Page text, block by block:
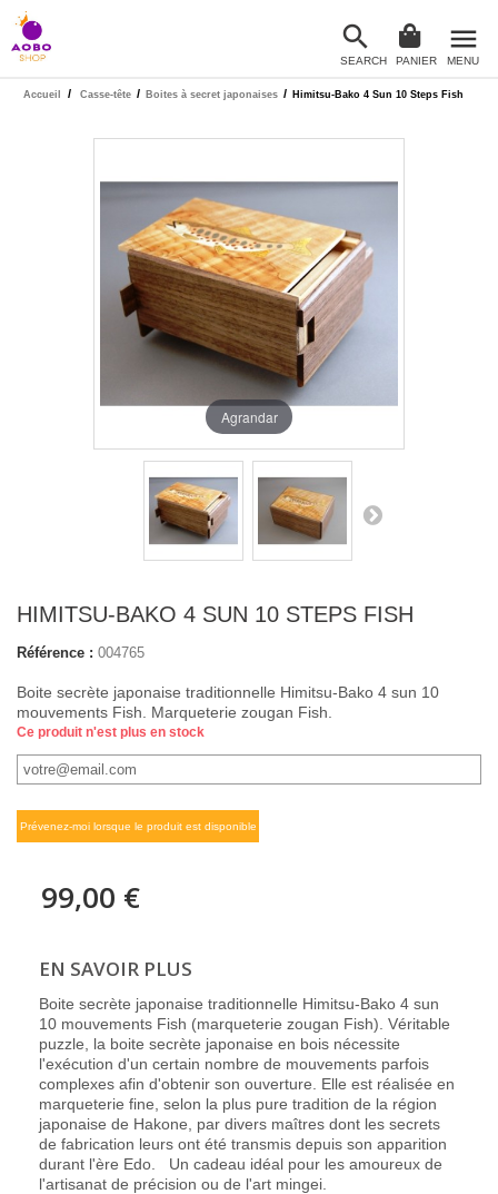
Accueil / Casse-tête / Boites à secret japonaises / Himitsu-Bako 4 Sun 10 Steps Fish
Agrandar
HIMITSU-BAKO 4 SUN 10 STEPS FISH
Référence : 004765
Boite secrète japonaise traditionnelle Himitsu-Bako 4 sun 10
mouvements Fish. Marqueterie zougan Fish.
Ce produit n'est plus en stock
Prévenez-moi lorsque le produit est disponible
99,00 €
EN SAVOIR PLUS
Boite secrète japonaise traditionnelle Himitsu-Bako 4 sun
10 mouvements Fish (marqueterie zougan Fish). Véritable
puzzle, la boite secrète japonaise en bois nécessite
l'exécution d'un certain nombre de mouvements parfois
complexes afin d'obtenir son ouverture. Elle est réalisée en
marqueterie fine, selon la plus pure tradition de la région
japonaise de Hakone, par divers maîtres dont les secrets
de fabrication leurs ont été transmis depuis son apparition
durant l'ère Edo. Un cadeau idéal pour les amoureux de
l'artisanat de précision ou de l'art mingei.

SEARCH PANIER
menu
MENU
